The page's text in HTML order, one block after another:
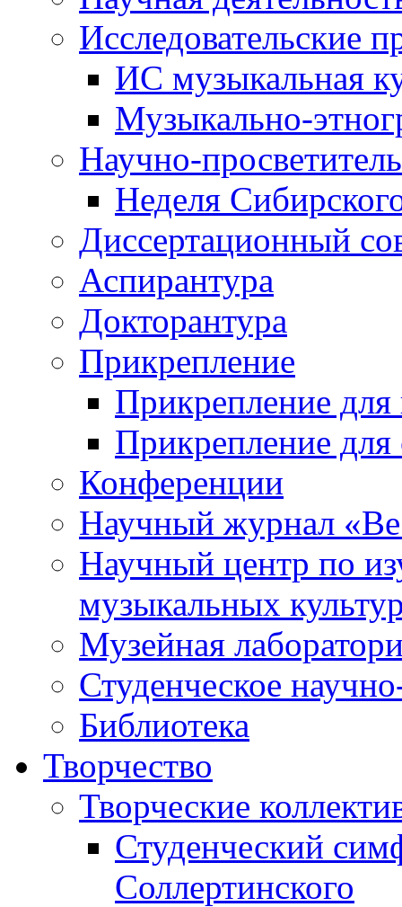
Исследовательские
ИС музыкальная
Музыкально-
Научно-
Неделя
Диссертационный
Аспирантура
Докторантура
Прикрепление
Прикрепление для
Прикрепление для
Конференции
Научный журнал
Научный центр по
музыкальных
Музейная
Студенческое
Библиотека
Творчество
Творческие
Студенческий
Соллертинского